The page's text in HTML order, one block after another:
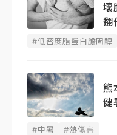
壞
翻
#低密度脂蛋白膽固醇
熊
健
#中暑 #熱傷害